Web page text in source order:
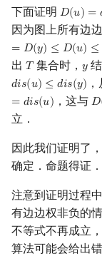
下面证明 𝐷(𝑢) =
D(u)= di s
因为图上所有边
= 𝐷(𝑦) ≤ 𝐷(𝑢) ≤
出 𝑇
T 集合时，𝑦
y
𝑑𝑖𝑠(𝑢) ≤ 𝑑𝑖𝑠(𝑦)
dis(u)≤d s(y)
= 𝑑𝑖𝑠(𝑢) ，这与 𝐷
D(
立．
因此我们证明了
确定．命题得证．
注意到证明过程
有边边权非负的
不等式不再成立
算法可能会给出